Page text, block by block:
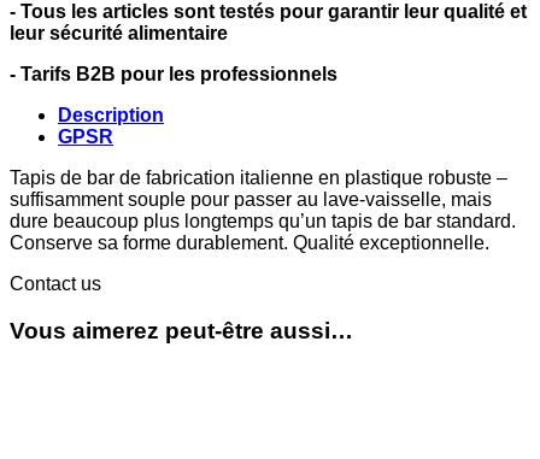
- Tous les articles sont testés pour garantir leur qualité et
leur sécurité alimentaire
- Tarifs B2B pour les professionnels
Description
GPSR
Tapis de bar de fabrication italienne en plastique robuste –
suffisamment souple pour passer au lave-vaisselle, mais
dure beaucoup plus longtemps qu’un tapis de bar standard.
Conserve sa forme durablement. Qualité exceptionnelle.
Contact us
Vous aimerez peut-être aussi…